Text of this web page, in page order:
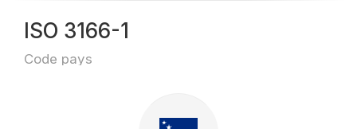
ISO 3166-1
Code pays